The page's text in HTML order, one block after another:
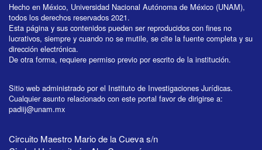
Hecho en México, Universidad Nacional Autónoma de México (UNAM),
todos los derechos reservados 2021.
Esta página y sus contenidos pueden ser reproducidos con fines no
lucrativos, siempre y cuando no se mutile, se cite la fuente completa y su
dirección electrónica.
De otra forma, requiere permiso previo por escrito de la institución.
Sitio web administrado por el Instituto de Investigaciones Jurídicas.
Cualquier asunto relacionado con este portal favor de dirigirse a:
padiij@unam.mx
Circuito Maestro Mario de la Cueva s/n